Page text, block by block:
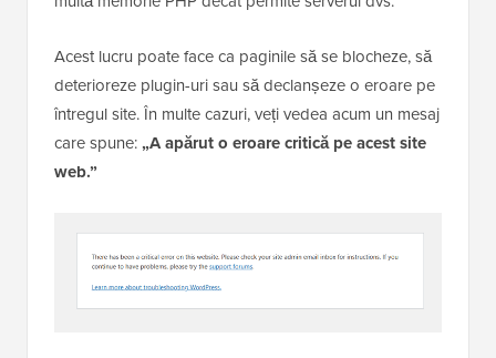
Acest lucru poate face ca paginile să se blocheze, să
deterioreze plugin-uri sau să declanșeze o eroare pe
întregul site. În multe cazuri, veți vedea acum un mesaj
care spune:„A apărut o eroare critică pe acest site
web.”